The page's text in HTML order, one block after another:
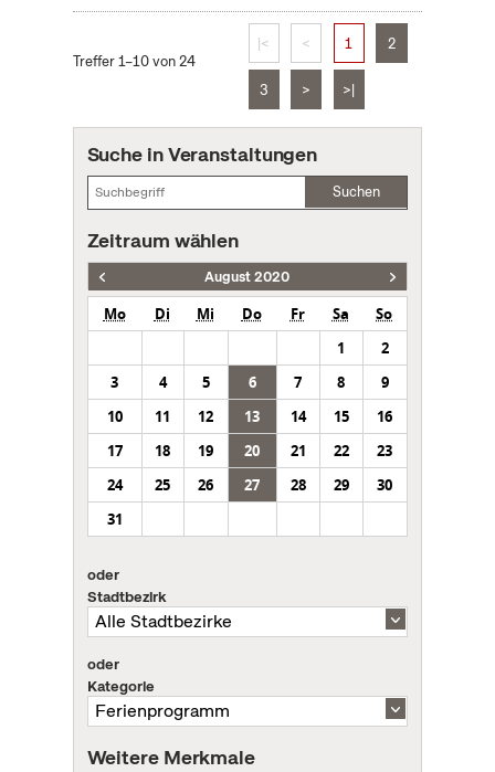
Treffer 1–10 von 24
|< < 1 2
3 > >|
Suche in Veranstaltungen
Suchen
Zeitraum wählen
August 2020
Mo Di Mi Do Fr Sa
So
1
2
3
4 5 6 7 8
9
10
11 12 13 14 15
16
17
18 19 20 21 22
23
24
25 26 27 28 29
30
31
oder
Stadtbezirk
oder
Kategorie
Weitere Merkmale